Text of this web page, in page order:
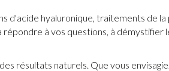
d'acide hyaluronique, traitements de la
à vos questions, à
résultats naturels. Que vous